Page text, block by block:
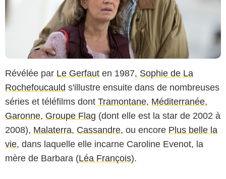
Révélée par Le Gerfaut en 1987, Sophie de La
Rochefoucauld s'illustre ensuite dans de nombreuses
séries et téléfilms dont Tramontane, Méditerranée,
Garonne, Groupe Flag (dont elle est la star de 2002 à
2008), Malaterra, Cassandre, ou encore Plus belle la
vie, dans laquelle elle incarne Caroline Evenot, la
mère de Barbara (Léa François).